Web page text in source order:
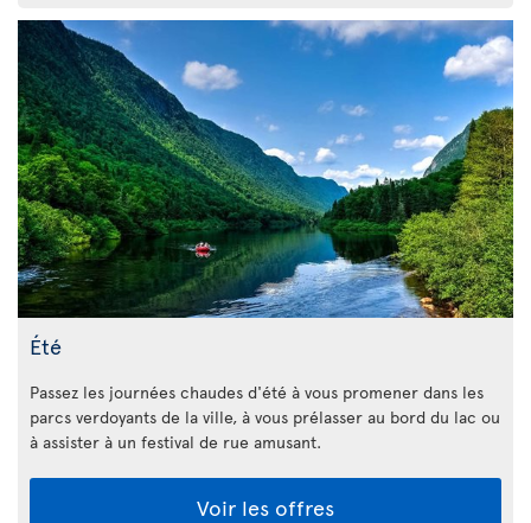
Été
Passez les journées chaudes d'été à vous promener dans les
parcs verdoyants de la ville, à vous prélasser au bord du lac ou
à assister à un festival de rue amusant.
Voir les offres